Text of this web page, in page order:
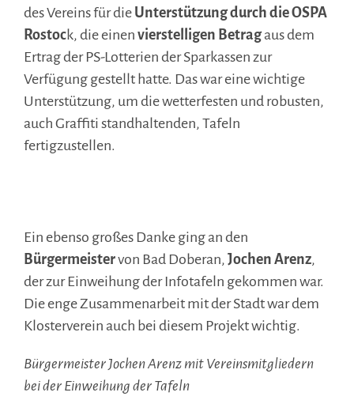
des Vereins für die Unterstützung durch die OSPA
Rostock, die einen vierstelligen Betragaus dem
Ertrag der PS-Lotterien der Sparkassen zur
Verfügung gestellt hatte. Das war eine wichtige
Unterstützung, um die wetterfesten und robusten,
auch Graffiti standhaltenden, Tafeln
fertigzustellen.
Ein ebenso großes Danke ging an den
Bürgermeistervon Bad Doberan, Jochen Arenz,
der zur Einweihung der Infotafeln gekommen war.
Die enge Zusammenarbeit mit der Stadt war dem
Klosterverein auch bei diesem Projekt wichtig.
Bürgermeister Jochen Arenz mit Vereinsmitgliedern
bei der Einweihung der Tafeln